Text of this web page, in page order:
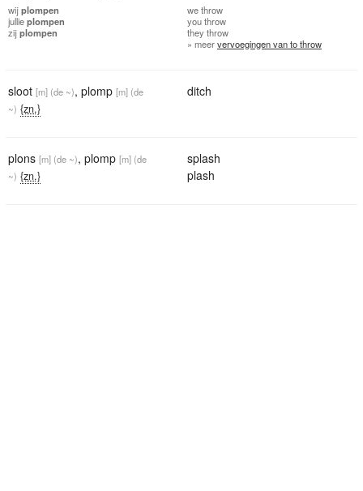
wijplompen
jullieplompen
zijplompen
wethrow
youthrow
they throw
» meervervoegingen van to throw
sloot [m] (de ~), plomp [m] (de
~) {zn.}
ditch
plons [m] (de ~), plomp [m] (de
~) {zn.}
splash
plash